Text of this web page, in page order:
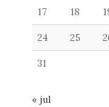
17 18
24 25
31
« jul